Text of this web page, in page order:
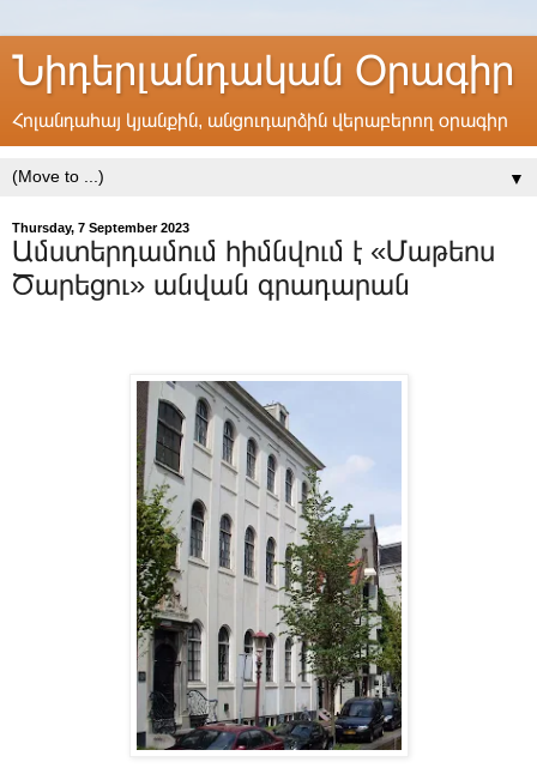
Նիդերլանդական Օրագիր
Հոլանդահայ կյանքին, անցուդարձին վերաբերող օրագիր
▼
Thursday, 7 September 2023
Ամստերդամում հիմնվում է «Մաթեոս
Ծարեցու» անվան գրադարան